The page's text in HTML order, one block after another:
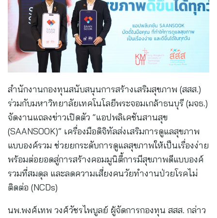
สำนักงานกองทุนสนับสนุนการสร้างเสริมสุขภาพ (สสส.)
ร่วมกับมหาวิทยาลัยเทคโนโลยีพระจอมเกล้าธนบุรี (มจธ.)
จัดงานแถลงข่าวเปิดตัว “แอปพลิเคชันสานสุข
(SAANSOOK)” เครื่องมือดิจิทัลส่งเสริมการดูแลสุขภาพ
แบบองค์รวม ช่วยยกระดับการดูแลสุขภาพให้เป็นเรื่องง่าย
พร้อมต่อยอดสู่การสร้างคอมมูนิตี้การมีสุขภาพดีแบบองค์
รวมที่สมดุล และลดความเสี่ยงคนวัยทำงานป่วยโรคไม่
ติดต่อ (NCDs)
นพ.พงศ์เทพ วงศ์วัชรไพบูลย์ ผู้จัดการกองทุน สสส. กล่าว